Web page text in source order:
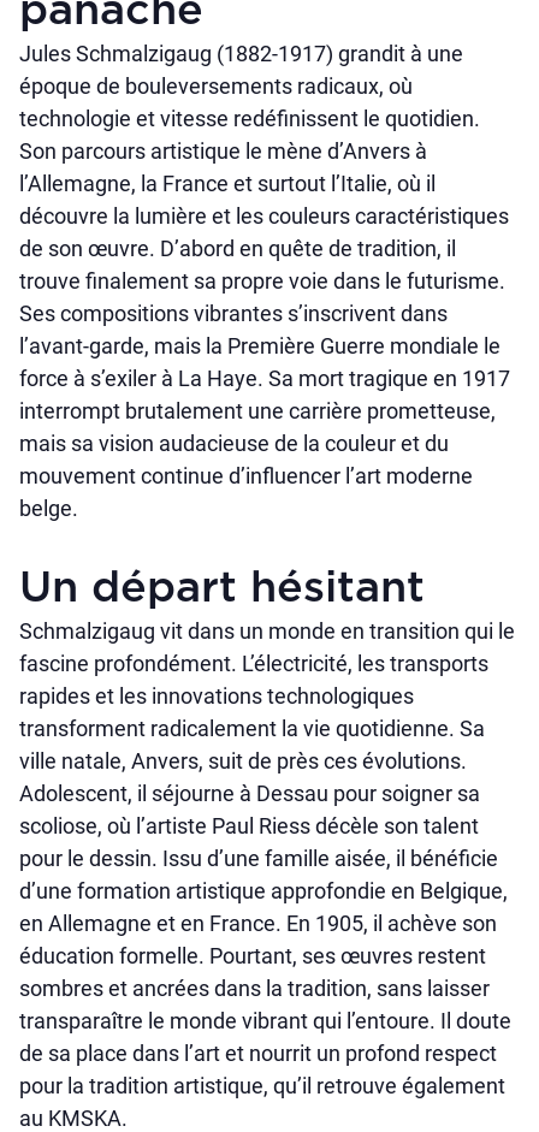
panache
Jules Schmalzigaug (1882-1917) grandit à une
époque de bouleversements radicaux, où
technologie et vitesse redéfinissent le quotidien.
Son parcours artistique le mène d’Anvers à
l’Allemagne, la France et surtout l’Italie, où il
découvre la lumière et les couleurs caractéristiques
de son œuvre. D’abord en quête de tradition, il
trouve finalement sa propre voie dans le futurisme.
Ses compositions vibrantes s’inscrivent dans
l’avant-garde, mais la Première Guerre mondiale le
force à s’exiler à La Haye. Sa mort tragique en 1917
interrompt brutalement une carrière prometteuse,
mais sa vision audacieuse de la couleur et du
mouvement continue d’influencer l’art moderne
belge.
Un départ hésitant
Schmalzigaug vit dans un monde en transition qui le
fascine profondément. L’électricité, les transports
rapides et les innovations technologiques
transforment radicalement la vie quotidienne. Sa
ville natale, Anvers, suit de près ces évolutions.
Adolescent, il séjourne à Dessau pour soigner sa
scoliose, où l’artiste Paul Riess décèle son talent
pour le dessin. Issu d’une famille aisée, il bénéficie
d’une formation artistique approfondie en Belgique,
en Allemagne et en France. En 1905, il achève son
éducation formelle. Pourtant, ses œuvres restent
sombres et ancrées dans la tradition, sans laisser
transparaître le monde vibrant qui l’entoure. Il doute
de sa place dans l’art et nourrit un profond respect
pour la tradition artistique, qu’il retrouve également
au KMSKA.